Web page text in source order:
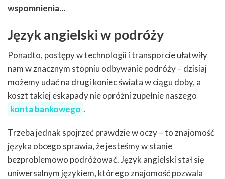
wspomnienia...
Język angielski w podróży
Ponadto, postępy w technologii i transporcie ułatwiły
nam w znacznym stopniu odbywanie podróży – dzisiaj
możemy udać na drugi koniec świata w ciągu doby, a
koszt takiej eskapady nie opróżni zupełnie naszego
konta bankowego .
Trzeba jednak spojrzeć prawdzie w oczy – to znajomość
języka obcego sprawia, że jesteśmy w stanie
bezproblemowo podróżować. Język angielski stał się
uniwersalnym językiem, którego znajomość pozwala